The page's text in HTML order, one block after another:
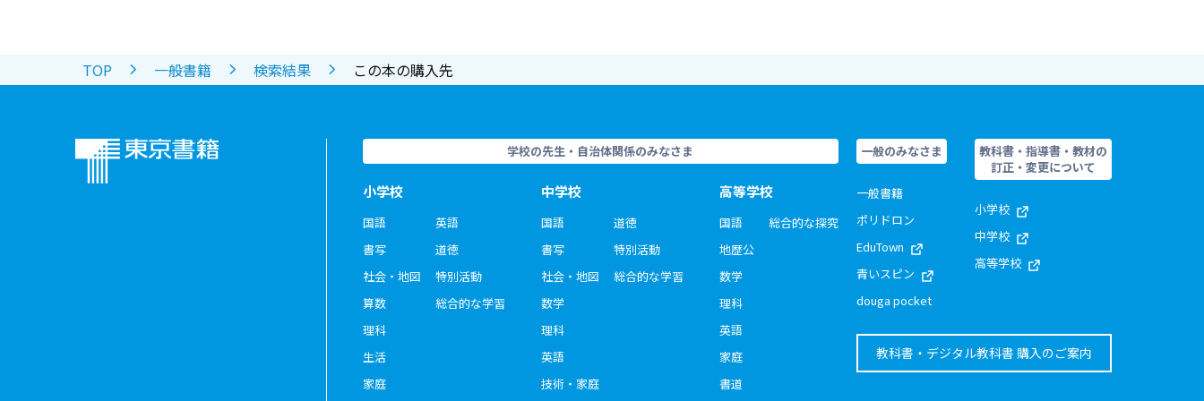
TOP 一般書籍 検索結果 この本の購入先
学校の先生・自治体関係のみなさま
小学校
国語
書写
社会・地図
算数
理科
生活
家庭
英語
道徳
特別活動
総合的な学習
中学校
国語
書写
社会・地図
数学
理科
英語
技術・家庭
道徳
特別活動
総合的な学習
高等学校
国語
地歴公
数学
理科
英語
家庭
書道
総合的な探究
一般のみなさま
一般書籍
ポリドロン
EduTown
青いスピン
douga pocket
教科書・指導書・教材の
訂正・変更について
小学校
中学校
高等学校
教科書・デジタル教科書 購入のご案内